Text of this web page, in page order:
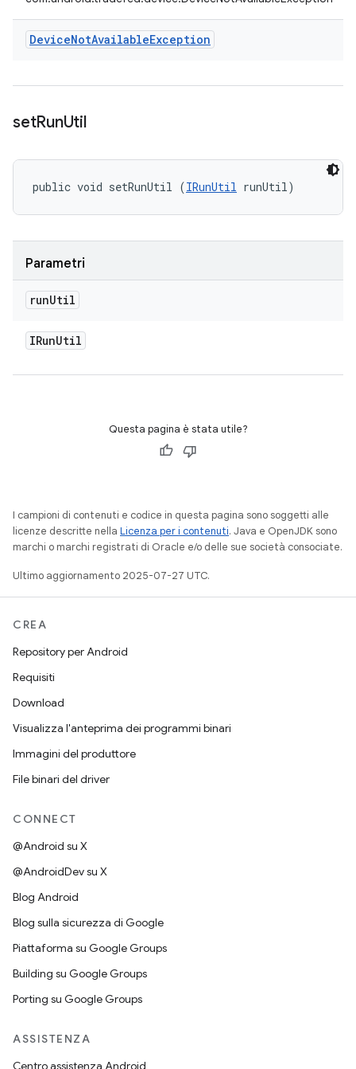
DeviceNotAvailableException
setRunUtil
public void setRunUtil (IRunUtil runUtil)
Parametri
runUtil
IRunUtil
Questa pagina è stata utile?
I campioni di contenuti e codice in questa pagina sono soggetti alle
licenze descritte nella Licenza per i contenuti. Java e OpenJDK sono
marchi o marchi registrati di Oracle e/o delle sue società consociate.
Ultimo aggiornamento 2025-07-27 UTC.
CREA
Repository per Android
Requisiti
Download
Visualizza l'anteprima dei programmi binari
Immagini del produttore
File binari del driver
CONNECT
@Android su X
@AndroidDev su X
Blog Android
Blog sulla sicurezza di Google
Piattaforma su Google Groups
Building su Google Groups
Porting su Google Groups
ASSISTENZA
Centro assistenza Android